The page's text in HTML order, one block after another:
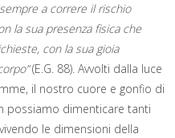
a correre il rischio
la sua presenza fisica che
con la sua gioia
(E.G. 88). Avvolti dalla luce
il nostro cuore e gonfio di
possiamo dimenticare tanti
le dimensioni della